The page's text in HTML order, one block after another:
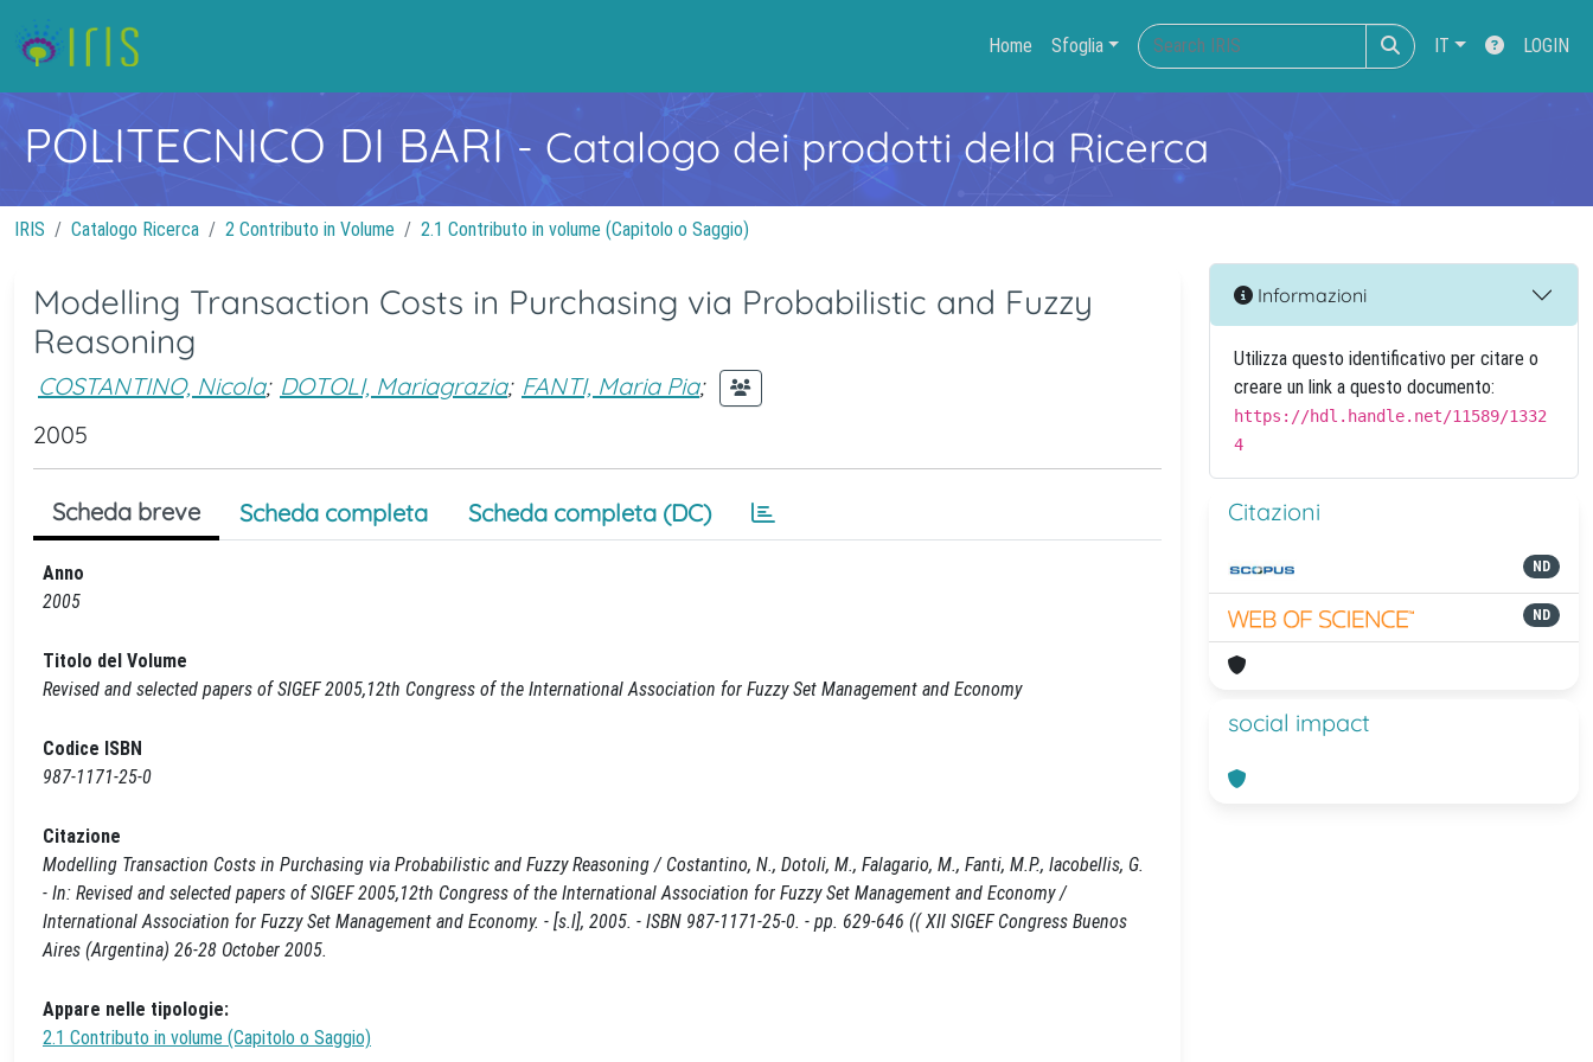
Home Sfoglia IT LOGIN
POLITECNICO DI BARI- Catalogo dei prodotti della Ricerca
IRIS Catalogo Ricerca 2 Contributo in Volume 2.1 Contributo in volume (Capitolo o Saggio)
Modelling Transaction Costs in Purchasing via Probabilistic and Fuzzy
Reasoning
COSTANTINO, Nicola; DOTOLI, Mariagrazia; FANTI, Maria Pia;
2005
Scheda breve Scheda completa Scheda completa (DC)
Anno
2005
Titolo del Volume
Revised and selected papers of SIGEF 2005,12th Congress of the International Association for Fuzzy Set Management and Economy
Codice ISBN
987-1171-25-0
Citazione
Modelling Transaction Costs in Purchasing via Probabilistic and Fuzzy Reasoning / Costantino, N., Dotoli, M., Falagario, M., Fanti, M.P., Iacobellis, G.
- In: Revised and selected papers of SIGEF 2005,12th Congress of the International Association for Fuzzy Set Management and Economy /
International Association for Fuzzy Set Management and Economy. - [s.l], 2005. - ISBN 987-1171-25-0. - pp. 629-646 (( XII SIGEF Congress Buenos
Aires (Argentina) 26-28 October 2005.
Appare nelle tipologie:
2.1 Contributo in volume (Capitolo o Saggio)
Informazioni
Utilizza questo identificativo per citare o
creare un link a questo documento:
https://hdl.handle.net/11589/1332
4
Citazioni
ND
ND
social impact